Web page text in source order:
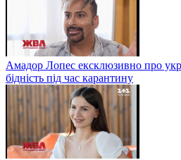
Амадор Лопес ексклюзивно про
бідність під час карантину